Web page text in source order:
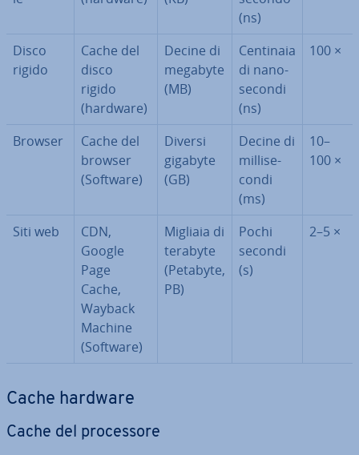
(ns)
Disco
rigido
Cache del
disco
rigido
(hardware)
Decine di
megabyte
(MB)
Centinaia
di na­no­
se­con­di
(ns)
100 ×
Browser
Cache del
browser
(Software)
Diversi
gigabyte
(GB)
Decine di
mil­li­se­
con­di
(ms)
10–
100 ×
Siti web
CDN,
Google
Page
Cache,
Wayback
Machine
(Software)
Migliaia di
terabyte
(Petabyte,
PB)
Pochi
secondi
(s)
2–5 ×
Cache hardware
Cache del pro­ces­so­re